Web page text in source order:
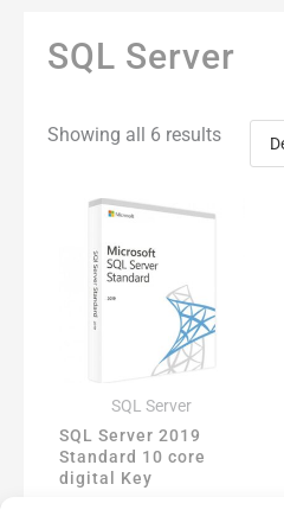
SQL Server
Showing all 6 results
SQL Server
SQL Server 2019
Standard 10 core
digital Key